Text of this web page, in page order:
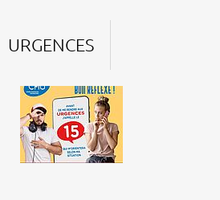
URGENCES